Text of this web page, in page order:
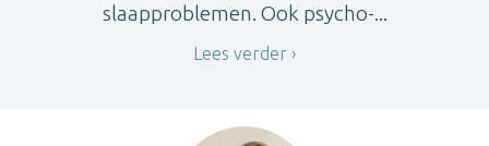
slaapproblemen. Ook psycho-...
Lees verder